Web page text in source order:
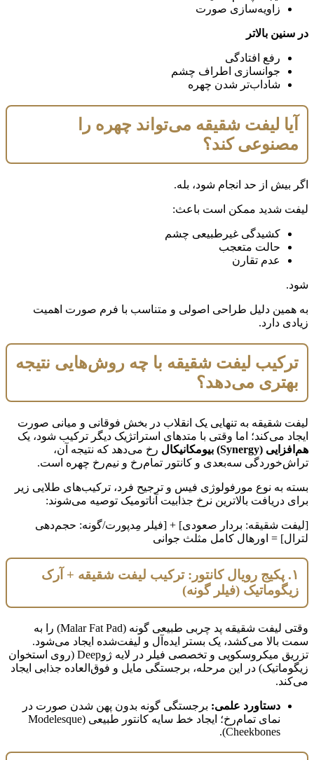
زاویه‌سازی صورت
در سنین بالاتر
رفع افتادگی
جوانسازی اطراف چشم
شاداب‌تر شدن چهره
آیا لیفت شقیقه می‌تواند چهره را
مصنوعی کند؟
اگر بیش از حد انجام شود، بله.
لیفت شدید ممکن است باعث:
کشیدگی غیرطبیعی چشم
حالت متعجب
عدم تقارن
شود.
به همین دلیل طراحی اصولی و متناسب با فرم صورت اهمیت
زیادی دارد.
ترکیب لیفت شقیقه با چه روش‌هایی نتیجه
بهتری می‌دهد؟
لیفت شقیقه به تنهایی یک انقلاب در بخش فوقانی و میانی صورت
ایجاد می‌کند؛ اما وقتی با متدهای استراتژیک دیگر ترکیب شود، یک
هم‌افزایی (Synergy) بیومکانیکال
رخ می‌دهد که نتیجه آن،
تراش‌خوردگی سه‌بعدی و کانتور تمام‌رخ و نیم‌رخ چهره است.
بسته به نوع مورفولوژی فیس و ترجیح فرد، ترکیب‌های طلایی زیر
برای دریافت بالاترین نرخ جذابیت آناتومیک توصیه می‌شوند:
[لیفت شقیقه: بردار صعودی] + [فیلر مِدپورت/گونه: حجم‌دهی
لترال] = اورهال کامل مثلث جوانی
۱. پکیج رویال کانتور: ترکیب لیفت شقیقه + آرک
زیگوماتیک (فیلر گونه)
وقتی لیفت شقیقه پد چربی طبیعی گونه (Malar Fat Pad) را به
سمت بالا می‌کشد، یک بستر ایده‌آل و لیفت‌شده ایجاد می‌شود.
تزریق میکروسکوپی و تخصصی فیلر در لایه ژوDeep (روی استخوان
زیگوماتیک) در این مرحله، برجستگی مایل و فوق‌العاده جذابی ایجاد
می‌کند.
دستاورد علمی: برجستگی گونه بدون پهن شدن صورت در
نمای تمام‌رخ؛ ایجاد خط سایه کانتور طبیعی (Modelesque
Cheekbones).